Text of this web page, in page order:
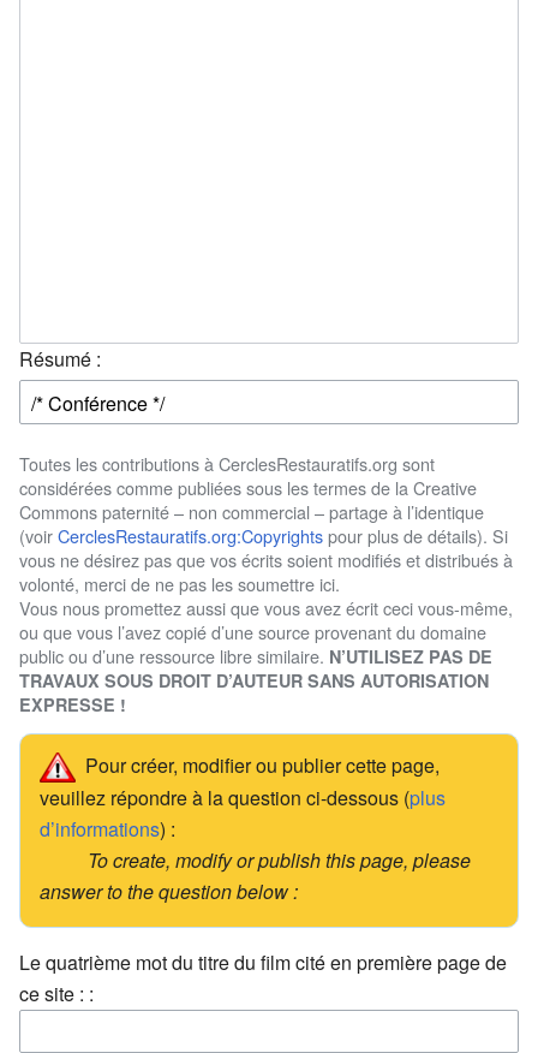
Résumé :
Toutes les contributions à CerclesRestauratifs.org sont
considérées comme publiées sous les termes de la Creative
Commons paternité – non commercial – partage à l’identique
(voirCerclesRestauratifs.org:Copyrightspour plus de détails). Si
vous ne désirez pas que vos écrits soient modifiés et distribués à
volonté, merci de ne pas les soumettre ici.
Vous nous promettez aussi que vous avez écrit ceci vous-même,
ou que vous l’avez copié d’une source provenant du domaine
public ou d’une ressource libre similaire. N’UTILISEZ PAS DE
TRAVAUX SOUS DROIT D’AUTEUR SANS AUTORISATION
EXPRESSE !
Pour créer, modifier ou publier cette page,
veuillez répondre à la question ci-dessous (plus
d’informations) :
To create, modify or publish this page, please
answer to the question below :
Le quatrième mot du titre du film cité en première page de
ce site : :